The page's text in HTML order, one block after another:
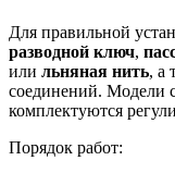
Для правильной
разводной ключ,
или льняная нить, а
соединений. Модели
комплектуются
Порядок работ: